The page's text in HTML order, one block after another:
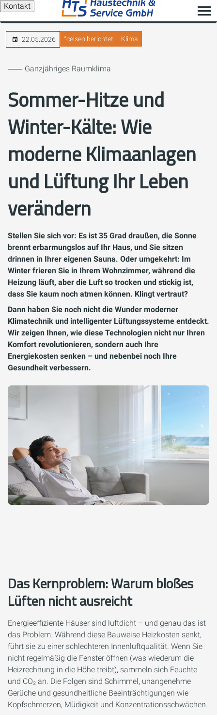
Kontakt
22.05.2026 °celseo berichtet Klima
⸺ Ganzjähriges Raumklima
Sommer-Hitze und
Winter-Kälte: Wie
moderne Klimaanlagen
und Lüftung Ihr Leben
verändern
Stellen Sie sich vor: Es ist 35 Grad draußen, die Sonne
brennt erbarmungslos auf Ihr Haus, und Sie sitzen
drinnen in Ihrer eigenen Sauna. Oder umgekehrt: Im
Winter frieren Sie in Ihrem Wohnzimmer, während die
Heizung läuft, aber die Luft so trocken und stickig ist,
dass Sie kaum noch atmen können. Klingt vertraut?
Dann haben Sie noch nicht die Wunder moderner
Klimatechnik und intelligenter Lüftungssysteme entdeckt.
Wir zeigen Ihnen, wie diese Technologien nicht nur Ihren
Komfort revolutionieren, sondern auch Ihre
Energiekosten senken – und nebenbei noch Ihre
Gesundheit verbessern.
Das Kernproblem: Warum bloßes
Lüften nicht ausreicht
Energieeffiziente Häuser sind luftdicht – und genau das ist
das Problem. Während diese Bauweise Heizkosten senkt,
führt sie zu einer schlechteren Innenluftqualität. Wenn Sie
nicht regelmäßig die Fenster öffnen (was wiederum die
Heizrechnung in die Höhe treibt), sammeln sich Feuchte
und CO₂ an. Die Folgen sind Schimmel, unangenehme
Gerüche und gesundheitliche Beeinträchtigungen wie
Kopfschmerzen, Müdigkeit und Konzentrationsschwächen.